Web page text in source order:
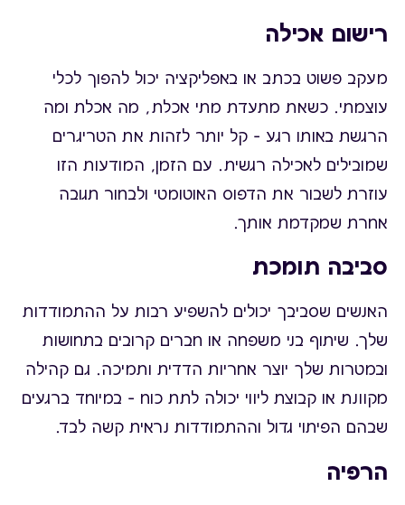
רישום אכילה
מעקב פשוט בכתב או באפליקציה יכול להפוך לכלי
עוצמתי. כשאת מתעדת מתי אכלת, מה אכלת ומה
הרגשת באותו רגע – קל יותר לזהות את הטריגרים
שמובילים לאכילה רגשית. עם הזמן, המודעות הזו
עוזרת לשבור את הדפוס האוטומטי ולבחור תגובה
אחרת שמקדמת אותך.
סביבה תומכת
האנשים שסביבך יכולים להשפיע רבות על ההתמודדות
שלך. שיתוף בני משפחה או חברים קרובים בתחושות
ובמטרות שלך יוצר אחריות הדדית ותמיכה. גם קהילה
מקוונת או קבוצת ליווי יכולה לתת כוח – במיוחד ברגעים
שבהם הפיתוי גדול וההתמודדות נראית קשה לבד.
הרפיה